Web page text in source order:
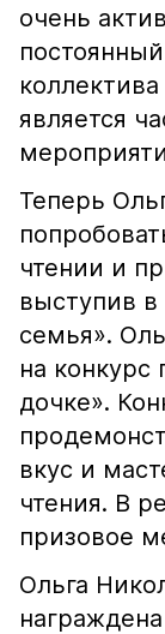
очень
является
Теперь
чтении и
выступив
семья».
на
дочке».
вкус и
чтения. В
призовое
Ольга